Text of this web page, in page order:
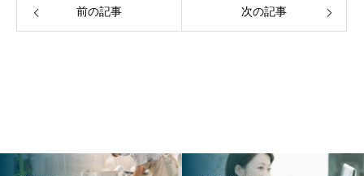
前の記事 次の記事